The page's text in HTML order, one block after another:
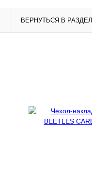
ВЕРНУТЬСЯ В РАЗДЕЛ